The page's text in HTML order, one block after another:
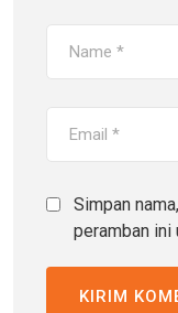
Simpan
peramban ini